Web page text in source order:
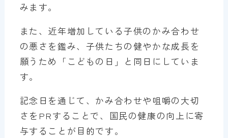
みます。
また、近年増加している子供のかみ合わせ
の悪さを鑑み、子供たちの健やかな成長を
願うため「こどもの日」と同日にしていま
す。
記念日を通じて、かみ合わせや咀嚼の大切
さをPRすることで、国民の健康の向上に寄
与することが目的です。